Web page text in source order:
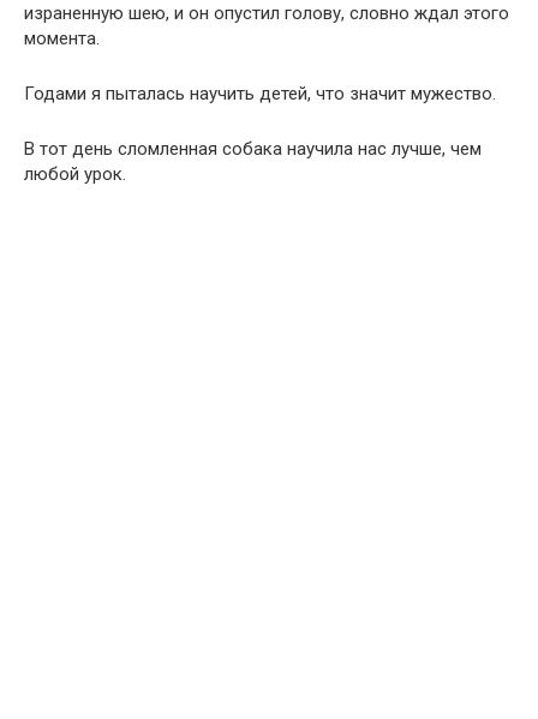
израненную шею, и он опустил голову, словно ждал этого
момента.
Годами я пыталась научить детей, что значит мужество.
В тот день сломленная собака научила нас лучше, чем
любой урок.